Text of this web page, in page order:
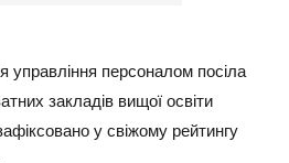
управління персоналом посіла
закладів вищої освіти
у свіжому рейтингу